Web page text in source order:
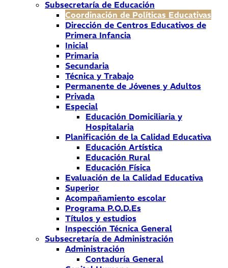
Subsecretaría de Educación
Coordinación de Políticas Educativas
Dirección de Centros Educativos de
Primera Infancia
Inicial
Primaria
Secundaria
Técnica y Trabajo
Permanente de Jóvenes y Adultos
Privada
Especial
Educación Domiciliaria y
Hospitalaria
Planificación de la Calidad Educativa
Educación Artística
Educación Rural
Educación Física
Evaluación de la Calidad Educativa
Superior
Acompañamiento escolar
Programa P.O.D.Es
Títulos y estudios
Inspección Técnica General
Subsecretaría de Administración
Administración
Contaduría General